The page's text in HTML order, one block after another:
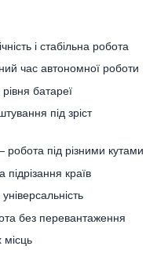
і стабільна робота
час автономної роботи
батареї
під зріст
робота під різними кутами
країв
без перевантаження
місць